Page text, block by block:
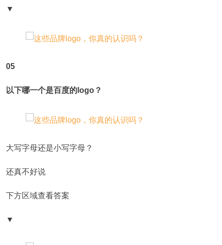
▼
05
以下哪一个是百度的logo？
大写字母还是小写字母？
还真不好说
下方区域查看答案
▼